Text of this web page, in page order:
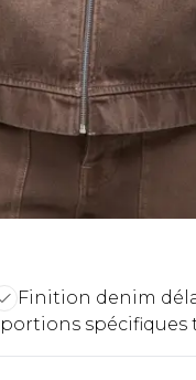
Finition denim
spécifiques